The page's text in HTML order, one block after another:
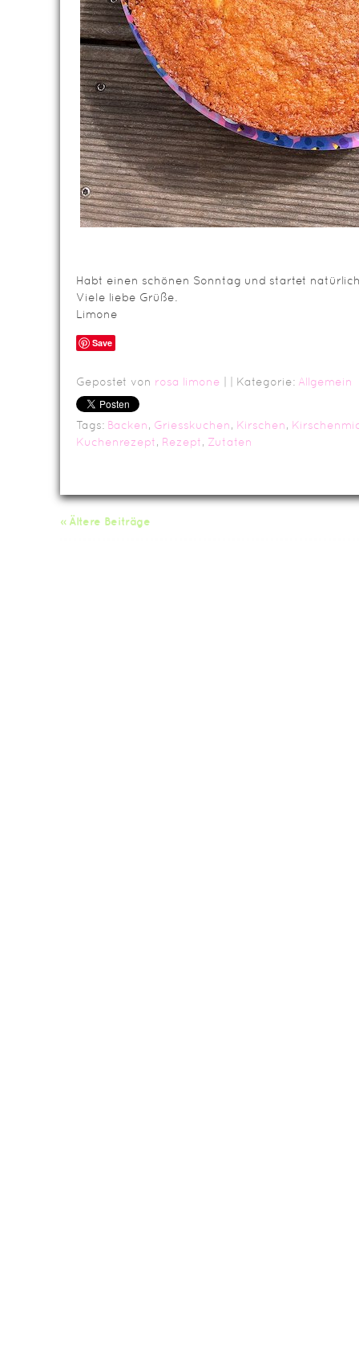
Habt einen schönen Sonntag und startet
Viele liebe Grüße.
Limone
Save
Gepostet von rosa limone | Kategorie: Allgemein
Tags: Backen, Griesskuchen, Kirschen,
Kuchenrezept, Rezept, Zutaten
« Ältere Beiträge